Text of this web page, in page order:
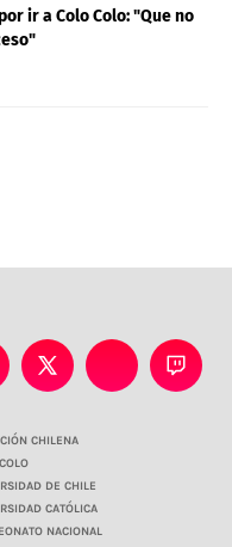
ir a Colo Colo: "Que no
CHILENA
DE CHILE
CATÓLICA
NACIONAL